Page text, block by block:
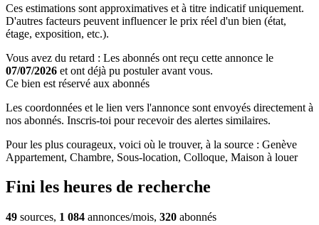
Ces estimations sont approximatives et à titre indicatif uniquement.
D'autres facteurs peuvent influencer le prix réel d'un bien (état,
étage, exposition, etc.).
Vous avez du retard : Les abonnés ont reçu cette annonce le
07/07/2026 et ont déjà pu postuler avant vous.
Ce bien est réservé aux abonnés
Les coordonnées et le lien vers l'annonce sont envoyés directement à
nos abonnés. Inscris-toi pour recevoir des alertes similaires.
Pour les plus courageux, voici où le trouver, à la source : Genève
Appartement, Chambre, Sous-location, Colloque, Maison à louer
Fini les heures de recherche
49 sources, 1 084 annonces/mois, 320 abonnés